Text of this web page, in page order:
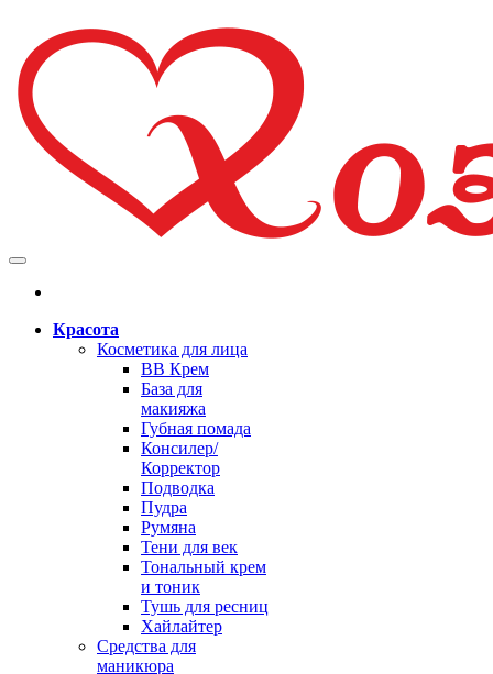
Красота
Косметика для лица
BB Крем
База для
макияжа
Губная помада
Консилер/
Корректор
Подводка
Пудра
Румяна
Тени для век
Тональный крем
и тоник
Тушь для ресниц
Хайлайтер
Средства для
маникюра